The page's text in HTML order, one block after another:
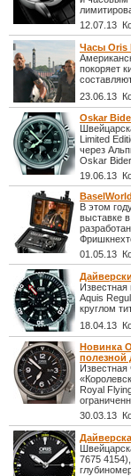
12.07.13
Часы Oris
покоряет
23.06.13
Oskar
Limited
через
Oskar
19.06.13
В этом
выставке
01.05.13
Aquis
круглом
18.04.13
Новинка
полезной
Royal
30.03.13
7675